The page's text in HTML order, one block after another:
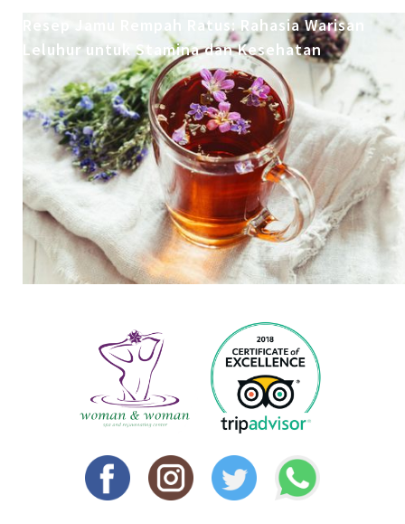
Resep Jamu Rempah Ratus: Rahasia Warisan
Leluhur untuk Stamina dan Kesehatan